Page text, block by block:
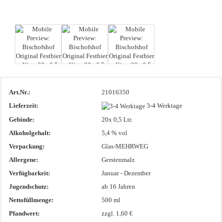
Art.Nr.:
21016350
Lieferzeit:
3-4 Werktage
Gebinde:
20x 0,5 Ltr.
Alkoholgehalt:
5,4 % vol
Verpackung:
Glas-MEHRWEG
Allergene:
Gerstenmalz
Verfügbarkeit:
Januar - Dezember
Jugendschutz:
ab 16 Jahren
Nettofüllmenge:
500 ml
Pfandwert:
zzgl. 1,60 €